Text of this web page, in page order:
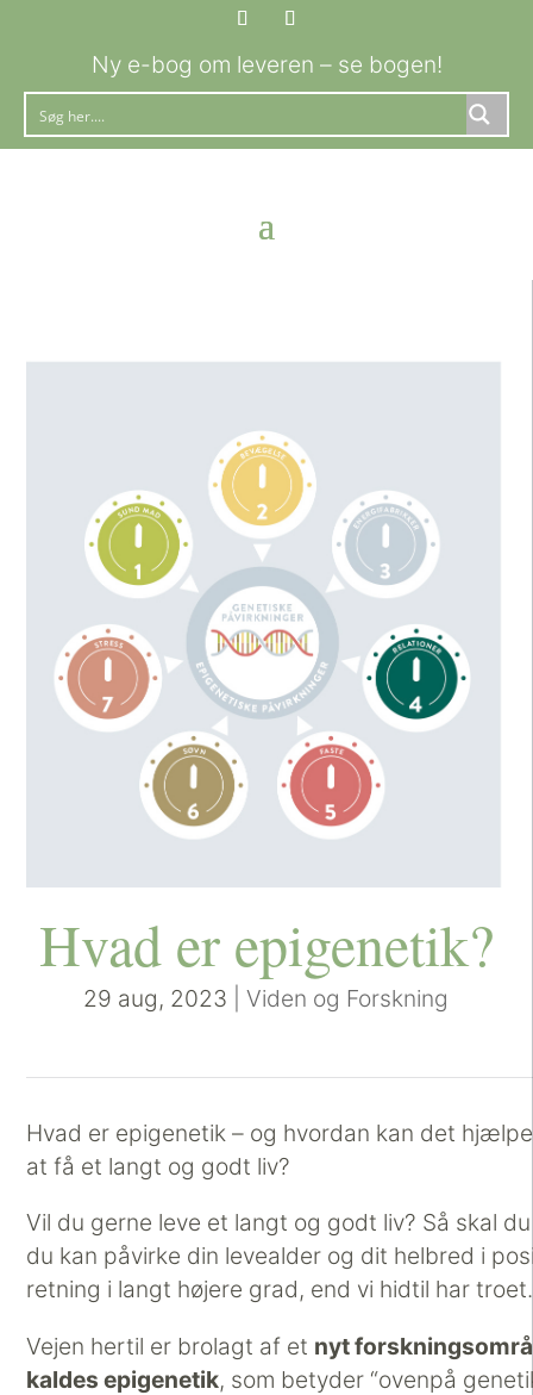
Ny e-bog om leveren – se bogen!
Hvad er epigenetik?
29 aug, 2023 Viden og Forskning
Hvad er epigenetik – og hvordan kan det
at få et langt og godt liv?
Vil du gerne leve et langt og godt liv? Så skal
du kan påvirke din levealder og dit helbred i
retning i langt højere grad, end vi hidtil har troet.
Vejen hertil er brolagt af et nyt
kaldes epigenetik, som betyder “ovenpå